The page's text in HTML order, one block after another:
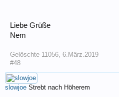
Liebe Grüße
Nem
Gelöschte 11056, 6.März.2019
#48
slowjoe Strebt nach Höherem